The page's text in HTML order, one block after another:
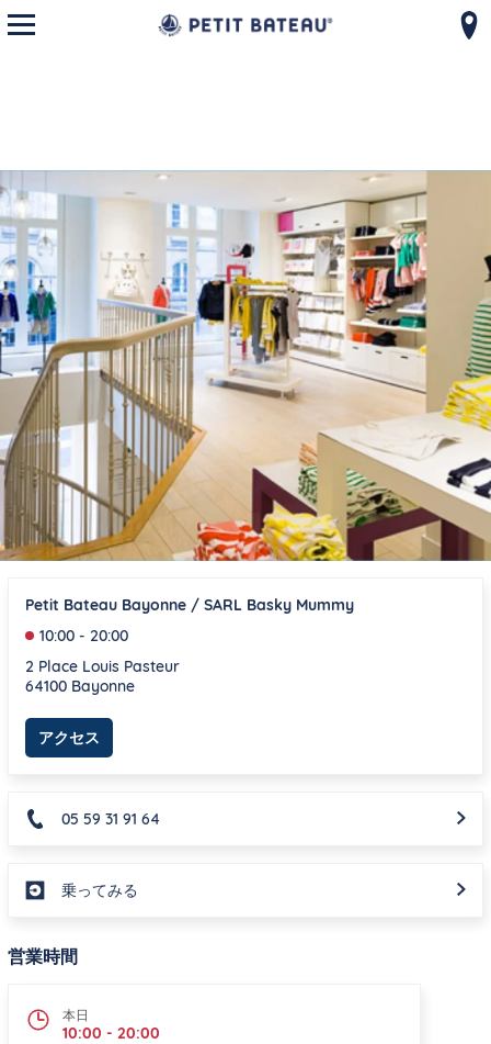
モバイルメニューを開く
Petit Bateau Bayonne / SARL Basky Mummy
10:00 - 20:00
2 Place Louis Pasteur
64100 Bayonne
アクセス
05 59 31 91 64
乗ってみる
営業時間
本日
10:00 - 20:00